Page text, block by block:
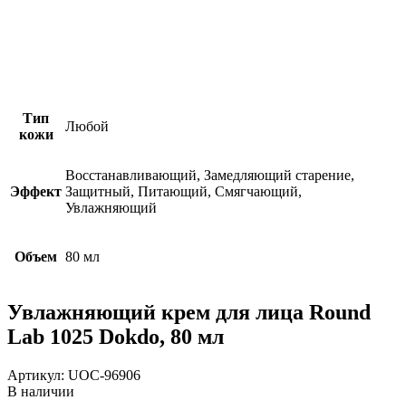
Тип
кожи
Любой
Эффект
Восстанавливающий, Замедляющий старение,
Защитный, Питающий, Смягчающий,
Увлажняющий
Объем 80 мл
Увлажняющий крем для лица Round
Lab 1025 Dokdo, 80 мл
Артикул: UOC-96906
В наличии